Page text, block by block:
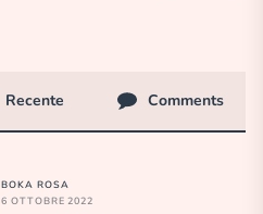
Recente Comments
BOKA ROSA
6 OTTOBRE 2022